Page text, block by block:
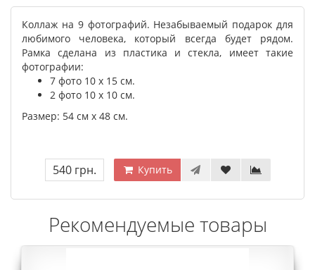
Коллаж на 9 фотографий. Незабываемый подарок для
любимого человека, который всегда будет рядом.
Рамка сделана из пластика и стекла, имеет такие
фотографии:
7 фото 10 х 15 см.
2 фото 10 х 10 см.
Размер: 54 см х 48 см.
540 грн. Купить
Рекомендуемые товары